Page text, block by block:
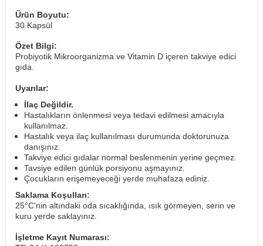
Ürün Boyutu:
30 Kapsül
Özet Bilgi:
Probiyotik Mikroorganizma ve Vitamin D içeren takviye edici
gıda.
Uyarılar:
İlaç Değildir.
Hastalıkların önlenmesi veya tedavi edilmesi amacıyla
kullanılmaz.
Hastalık veya ilaç kullanılması durumunda doktorunuza
danışınız.
Takviye edici gıdalar normal beslenmenin yerine geçmez.
Tavsiye edilen günlük porsiyonu aşmayınız.
Çocukların erişemeyeceği yerde muhafaza ediniz.
Saklama Koşulları:
25°C'nin altındaki oda sıcaklığında, ısık görmeyen, serin ve
kuru yerde saklayınız.
İşletme Kayıt Numarası: